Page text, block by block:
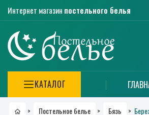
Интернет магазин постельного белья
КАТАЛОГ
> Постельное белье > Бязь >